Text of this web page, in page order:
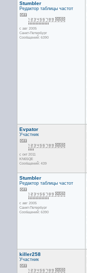
Stumbler
Редактор таблицы частот
с авг 2005
Санкт-Петербург
Сообщений: 6390
Evpator
Участник
с окт 2011
KN65QE
Сообщений: 439
Stumbler
Редактор таблицы частот
с авг 2005
Санкт-Петербург
Сообщений: 6390
killer258
Участник